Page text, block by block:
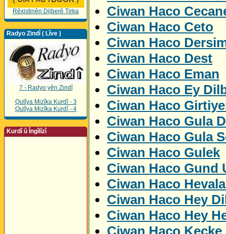
Rêxistinên Dijberê Tirka
Radyo Zindî ( Lîve )
7 - Radyo yên Zindî
Qutîya Mizîka Kurdî - 3
Qutîya Mizîka Kurdî - 4
Kurdî û Îngîlîzî
Ciwan Haco
Ciwan Haco Ceto
Ciwan Haco
Ciwan Haco Dest
Ciwan Haco Eman
Ciwan Haco Ey
Ciwan Haco
Ciwan Haco Gula
Ciwan Haco Gula
Ciwan Haco Gulek
Ciwan Haco Gund
Ciwan Haco
Ciwan Haco Hey
Ciwan Haco Hey
Ciwan Haco Kecke